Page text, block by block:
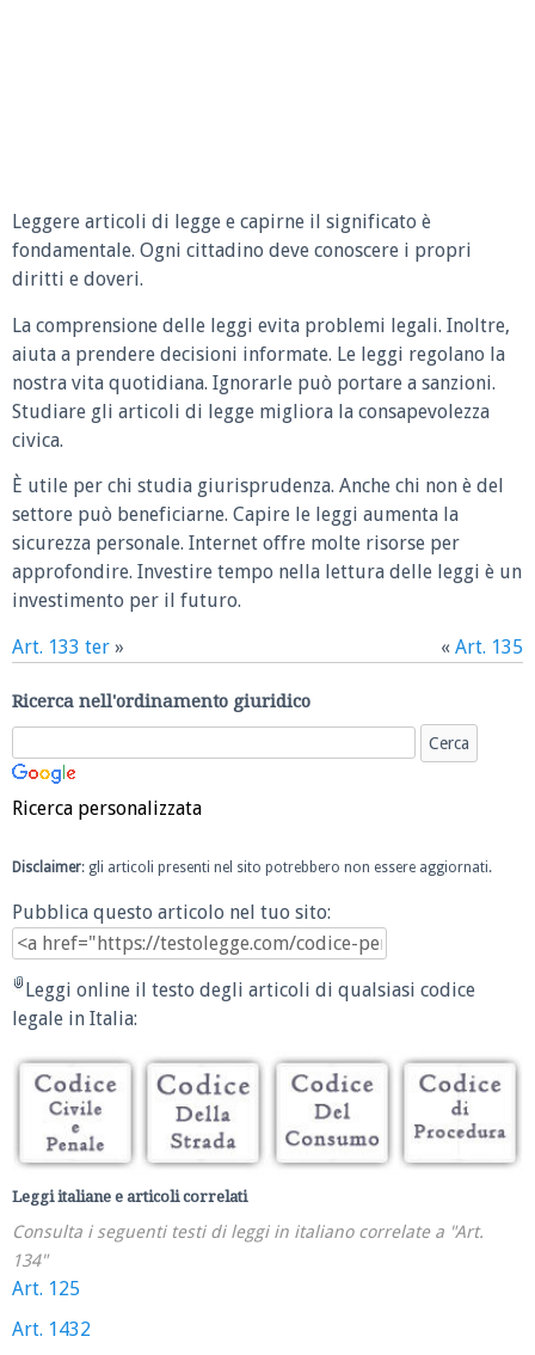
Leggere articoli di legge e capirne il significato è
fondamentale. Ogni cittadino deve conoscere i propri
diritti e doveri.
La comprensione delle leggi evita problemi legali. Inoltre,
aiuta a prendere decisioni informate. Le leggi regolano la
nostra vita quotidiana. Ignorarle può portare a sanzioni.
Studiare gli articoli di legge migliora la consapevolezza
civica.
È utile per chi studia giurisprudenza. Anche chi non è del
settore può beneficiarne. Capire le leggi aumenta la
sicurezza personale. Internet offre molte risorse per
approfondire. Investire tempo nella lettura delle leggi è un
investimento per il futuro.
Art. 133 ter » « Art. 135
Ricerca nell'ordinamento giuridico
Ricerca personalizzata
Disclaimer: gli articoli presenti nel sito potrebbero non essere aggiornati.
Pubblica questo articolo nel tuo sito:
Leggi online il testo degli articoli di qualsiasi codice
legale in Italia:
Leggi italiane e articoli correlati
Consulta i seguenti testi di leggi in italiano correlate a "Art.
134"
Art. 125
Art. 1432